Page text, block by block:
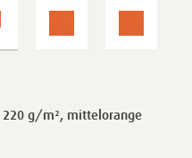
220 g/m², mittelorange